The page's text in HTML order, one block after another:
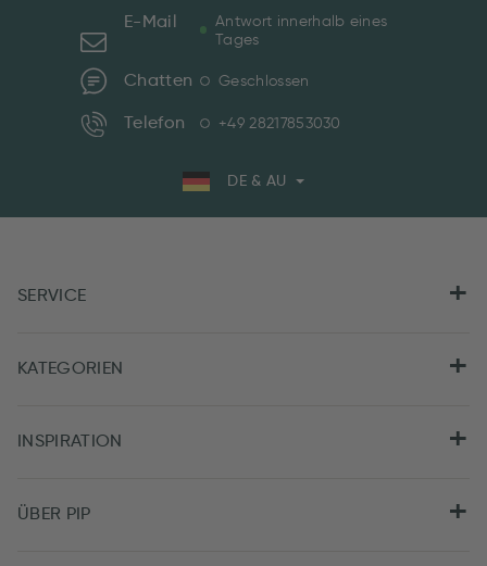
E-Mail
Antwort innerhalb eines
Tages
Chatten Geschlossen
Telefon +49 28217853030
DE & AU
SERVICE
KATEGORIEN
INSPIRATION
ÜBER PIP